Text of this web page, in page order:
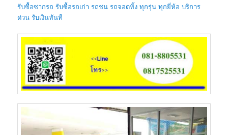
รับซื้อซากรถ รับซื้อรถเก่า รถชน รถจอดทิ้ง ทุกรุ่น ทุกยี่ห้อ บริการ
ด่วน รับเงินทันที